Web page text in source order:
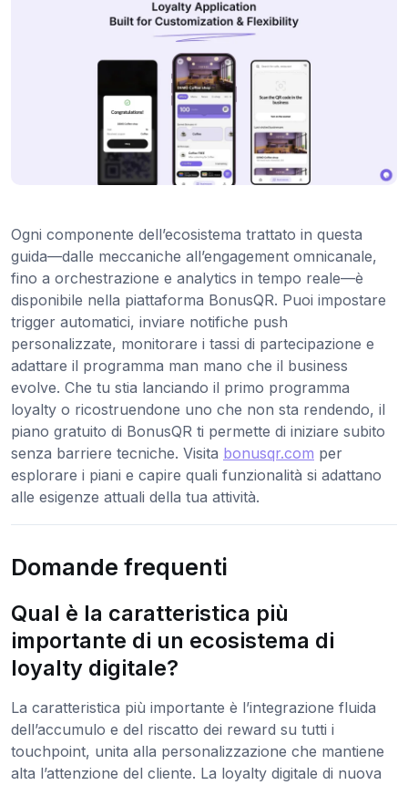
Ogni componente dell’ecosistema trattato in questa
guida—dalle meccaniche all’engagement omnicanale,
fino a orchestrazione e analytics in tempo reale—è
disponibile nella piattaforma BonusQR. Puoi impostare
trigger automatici, inviare notifiche push
personalizzate, monitorare i tassi di partecipazione e
adattare il programma man mano che il business
evolve. Che tu stia lanciando il primo programma
loyalty o ricostruendone uno che non sta rendendo, il
piano gratuito di BonusQR ti permette di iniziare subito
senza barriere tecniche. Visita bonusqr.com per
esplorare i piani e capire quali funzionalità si adattano
alle esigenze attuali della tua attività.
Domande frequenti
Qual è la caratteristica più
importante di un ecosistema di
loyalty digitale?
La caratteristica più importante è l’integrazione fluida
dell’accumulo e del riscatto dei reward su tutti i
touchpoint, unita alla personalizzazione che mantiene
alta l’attenzione del cliente. La loyalty digitale di nuova